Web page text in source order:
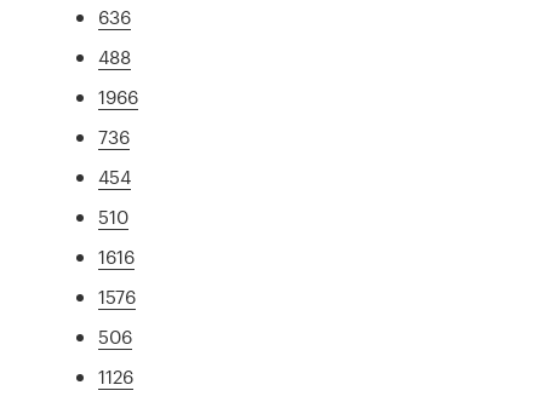
636
488
1966
736
454
510
1616
1576
506
1126